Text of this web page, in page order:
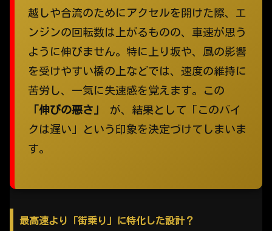
越しや合流のためにアクセルを開けた際、エ
ンジンの回転数は上がるものの、車速が思う
ように伸びません。特に上り坂や、風の影響
を受けやすい橋の上などでは、速度の維持に
苦労し、一気に失速感を覚えます。この
「伸びの悪さ」 が、結果として「このバイ
クは遅い」という印象を決定づけてしまいま
す。
最高速より「街乗り」に特化した設計？